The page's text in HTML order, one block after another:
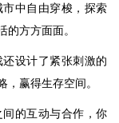
中自由穿梭，探索
的方方面面。
设计了紧张刺激的
赢得生存空间。
的互动与合作，你